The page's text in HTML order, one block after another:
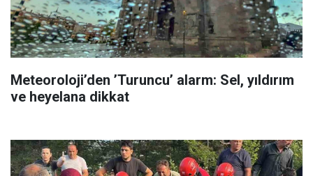
Meteoroloji’den ’Turuncu’ alarm: Sel, yıldırım
ve heyelana dikkat